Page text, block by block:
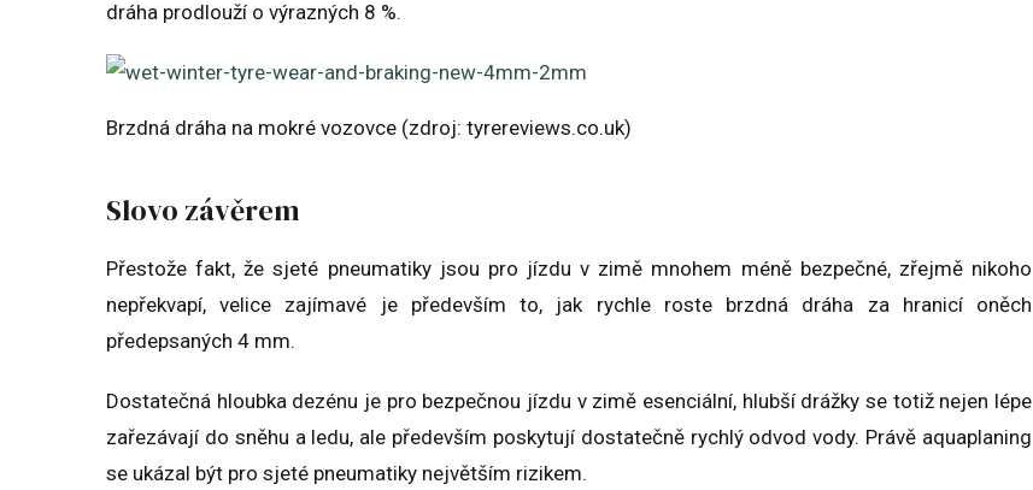
dráha prodlouží o výrazných 8 %.
Brzdná dráha na mokré vozovce (zdroj: tyrereviews.co.uk)
Slovo závěrem
Přestože fakt, že sjeté pneumatiky jsou pro jízdu v zimě mnohem méně bezpečné, zřejmě nikoho
nepřekvapí, velice zajímavé je především to, jak rychle roste brzdná dráha za hranicí oněch
předepsaných 4 mm.
Dostatečná hloubka dezénu je pro bezpečnou jízdu v zimě esenciální, hlubší drážky se totiž nejen lépe
zařezávají do sněhu a ledu, ale především poskytují dostatečně rychlý odvod vody. Právě aquaplaning
se ukázal být pro sjeté pneumatiky největším rizikem.